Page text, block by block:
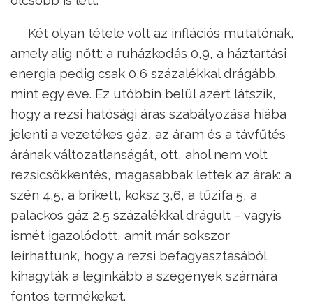
Két olyan tétele volt az inflációs mutatónak,
amely alig nőtt: a ruházkodás 0,9, a háztartási
energia pedig csak 0,6 százalékkal drágább,
mint egy éve. Ez utóbbin belül azért látszik,
hogy a rezsi hatósági áras szabályozása hiába
jelenti a vezetékes gáz, az áram és a távfűtés
árának változatlanságát, ott, ahol nem volt
rezsicsökkentés, magasabbak lettek az árak: a
szén 4,5, a brikett, koksz 3,6, a tűzifa 5, a
palackos gáz 2,5 százalékkal drágult – vagyis
ismét igazolódott, amit már sokszor
leírhattunk, hogy a rezsi befagyasztásából
kihagyták a leginkább a szegények számára
fontos termékeket.